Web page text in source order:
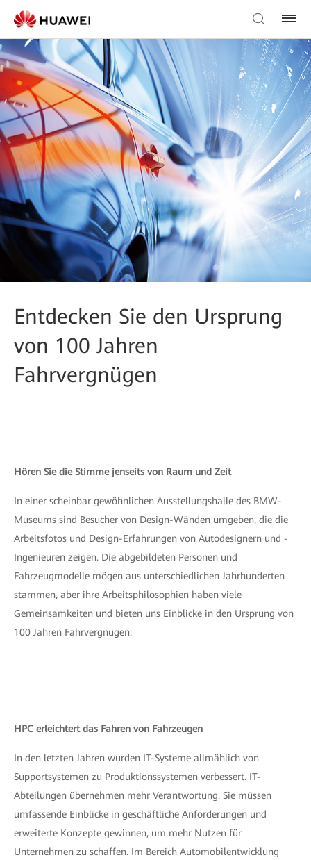
Entdecken Sie den Ursprung
von 100 Jahren
Fahrvergnügen
Hören Sie die Stimme jenseits von Raum und Zeit
In einer scheinbar gewöhnlichen Ausstellungshalle des BMW-
Museums sind Besucher von Design-Wänden umgeben, die die
Arbeitsfotos und Design-Erfahrungen von Autodesignern und -
Ingenieuren zeigen. Die abgebildeten Personen und
Fahrzeugmodelle mögen aus unterschiedlichen Jahrhunderten
stammen, aber ihre Arbeitsphilosophien haben viele
Gemeinsamkeiten und bieten uns Einblicke in den Ursprung von
100 Jahren Fahrvergnügen.
HPC erleichtert das Fahren von Fahrzeugen
In den letzten Jahren wurden IT-Systeme allmählich von
Supportsystemen zu Produktionssystemen verbessert. IT-
Abteilungen übernehmen mehr Verantwortung. Sie müssen
umfassende Einblicke in geschäftliche Anforderungen und
erweiterte Konzepte gewinnen, um mehr Nutzen für
Unternehmen zu schaffen. Im Bereich Automobilentwicklung